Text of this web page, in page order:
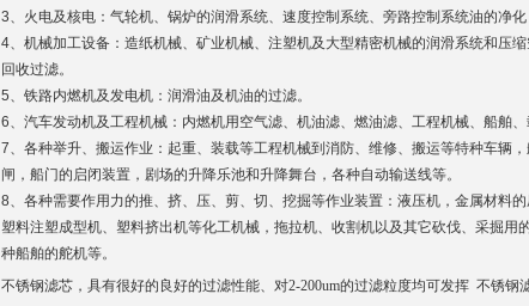
3、火电及核电：气轮机、锅炉的润滑系统、速度控制系统、旁路控制系统油的净化
4、机械加工设备：造纸机械、矿业机械、注塑机及大型精密机械的润滑系统和压
回收过滤。
5、铁路内燃机及发电机：润滑油及机油的过滤。
6、汽车发动机及工程机械：内燃机用空气滤、机油滤、燃油滤、工程机械、船舶
7、各种举升、搬运作业：起重、装载等工程机械到消防、维修、搬运等特种车辆
闸，船门的启闭装置，剧场的升降乐池和升降舞台，各种自动输送线等。
8、各种需要作用力的推、挤、压、剪、切、挖掘等作业装置：液压机，金属材料
塑料注塑成型机、塑料挤出机等化工机械，拖拉机、收割机以及其它砍伐、采掘用
种船舶的舵机等。
不锈钢滤芯，具有很好的良好的过滤性能、对2-200um的过滤粒度均可发挥 不锈钢